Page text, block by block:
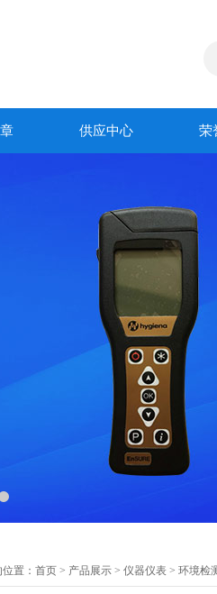
供应中心 荣
置： 首页 > 产品展示 > 仪器仪表 > 环境检